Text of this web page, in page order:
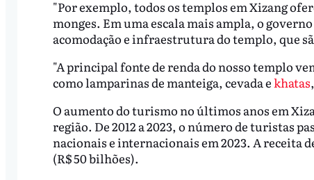
"Por exemplo, todos os templos em Xizang
monges. Em uma escala mais ampla, o
acomodação e infraestrutura do templo, que
"A principal fonte de renda do nosso templo
como lamparinas de manteiga, cevada ekhatas
O aumento do turismo no últimos anos em
região. De 2012 a 2023, o número de turistas
nacionais e internacionais em 2023. A receita
(R$ 50 bilhões).